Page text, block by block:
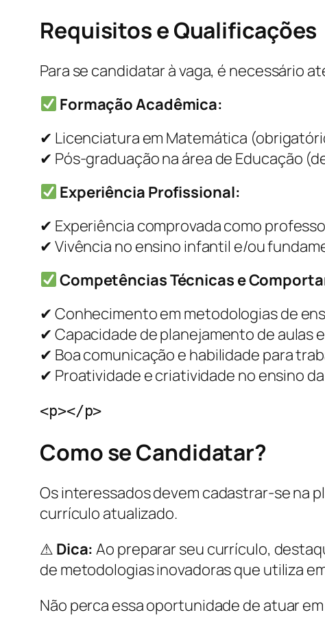
Requisitos e Qualificações
Para se candidatar à vaga, é necessário
Formação Acadêmica:
✔ Licenciatura em Matemática
✔ Pós-graduação na área de Educação
Experiência Profissional:
✔ Experiência comprovada como
✔ Vivência no ensino infantil e/ou
Competências Técnicas e
✔ Conhecimento em metodologias de
✔ Capacidade de planejamento de aulas
✔ Boa comunicação e habilidade para
✔ Proatividade e criatividade no ensino
<p></p>
Como se Candidatar?
Os interessados devem cadastrar-se na
currículo atualizado.
⚠ Dica: Ao preparar seu currículo,
de metodologias inovadoras que utiliza
Não perca essa oportunidade de atuar